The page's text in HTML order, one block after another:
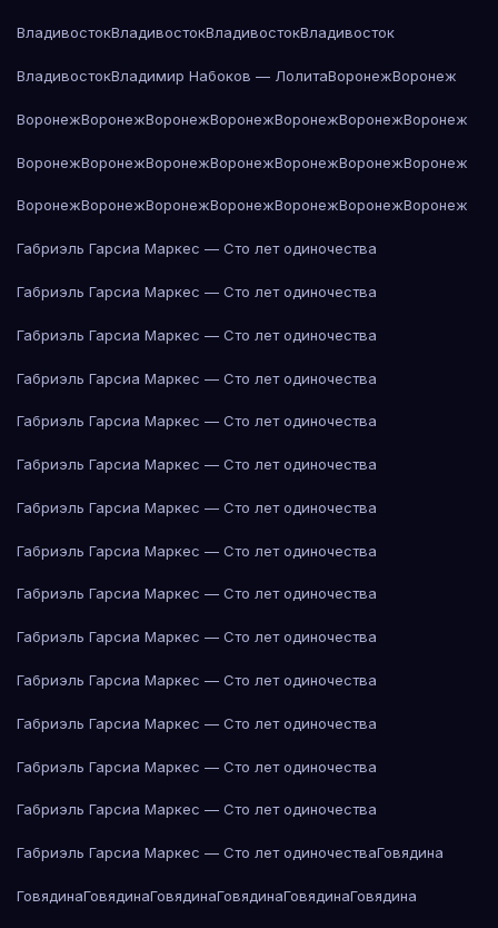
ВладивостокВладивостокВладивостокВладивосток
ВладивостокВладимир Набоков — ЛолитаВоронежВоронеж
ВоронежВоронежВоронежВоронежВоронежВоронежВоронеж
ВоронежВоронежВоронежВоронежВоронежВоронежВоронеж
ВоронежВоронежВоронежВоронежВоронежВоронежВоронеж
Габриэль Гарсиа Маркес — Сто лет одиночества
Габриэль Гарсиа Маркес — Сто лет одиночества
Габриэль Гарсиа Маркес — Сто лет одиночества
Габриэль Гарсиа Маркес — Сто лет одиночества
Габриэль Гарсиа Маркес — Сто лет одиночества
Габриэль Гарсиа Маркес — Сто лет одиночества
Габриэль Гарсиа Маркес — Сто лет одиночества
Габриэль Гарсиа Маркес — Сто лет одиночества
Габриэль Гарсиа Маркес — Сто лет одиночества
Габриэль Гарсиа Маркес — Сто лет одиночества
Габриэль Гарсиа Маркес — Сто лет одиночества
Габриэль Гарсиа Маркес — Сто лет одиночества
Габриэль Гарсиа Маркес — Сто лет одиночества
Габриэль Гарсиа Маркес — Сто лет одиночества
Габриэль Гарсиа Маркес — Сто лет одиночестваГовядина
ГовядинаГовядинаГовядинаГовядинаГовядинаГовядина